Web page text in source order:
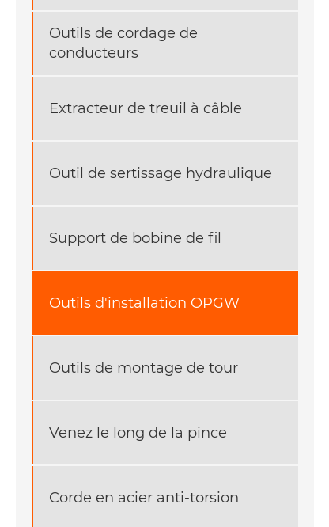
Outils de cordage de
conducteurs
Extracteur de treuil à câble
Outil de sertissage hydraulique
Support de bobine de fil
Outils d'installation OPGW
Outils de montage de tour
Venez le long de la pince
Corde en acier anti-torsion